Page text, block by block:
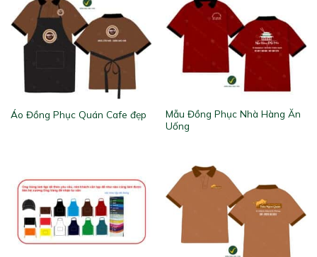
Áo Đồng Phục Quán Cafe đẹp
Mẫu Đồng Phục Nhà Hàng Ăn
Uống